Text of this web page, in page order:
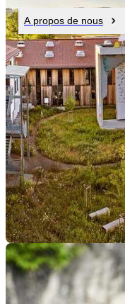
A propos de nous